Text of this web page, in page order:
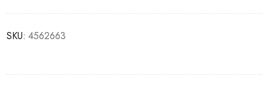
SKU: 4562663